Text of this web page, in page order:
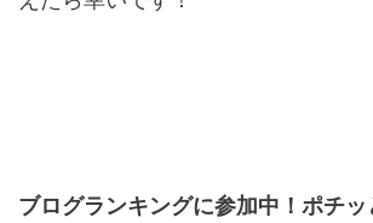
ブログランキングに参加中！ポチ